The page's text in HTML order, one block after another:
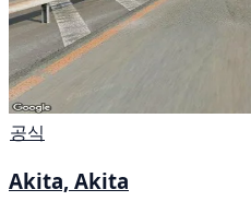
공식
Akita, Akita